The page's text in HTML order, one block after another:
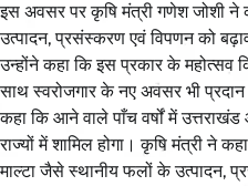
इस अवसर पर कृषि मंत्री गणेश जोशी ने
उत्पादन, प्रसंस्करण एवं विपणन को
उन्होंने कहा कि इस प्रकार के महोत्सव
साथ स्वरोजगार के नए अवसर भी
कहा कि आने वाले पाँच वर्षों में
राज्यों में शामिल होगा। कृषि मंत्री ने
माल्टा जैसे स्थानीय फलों के उत्पादन,